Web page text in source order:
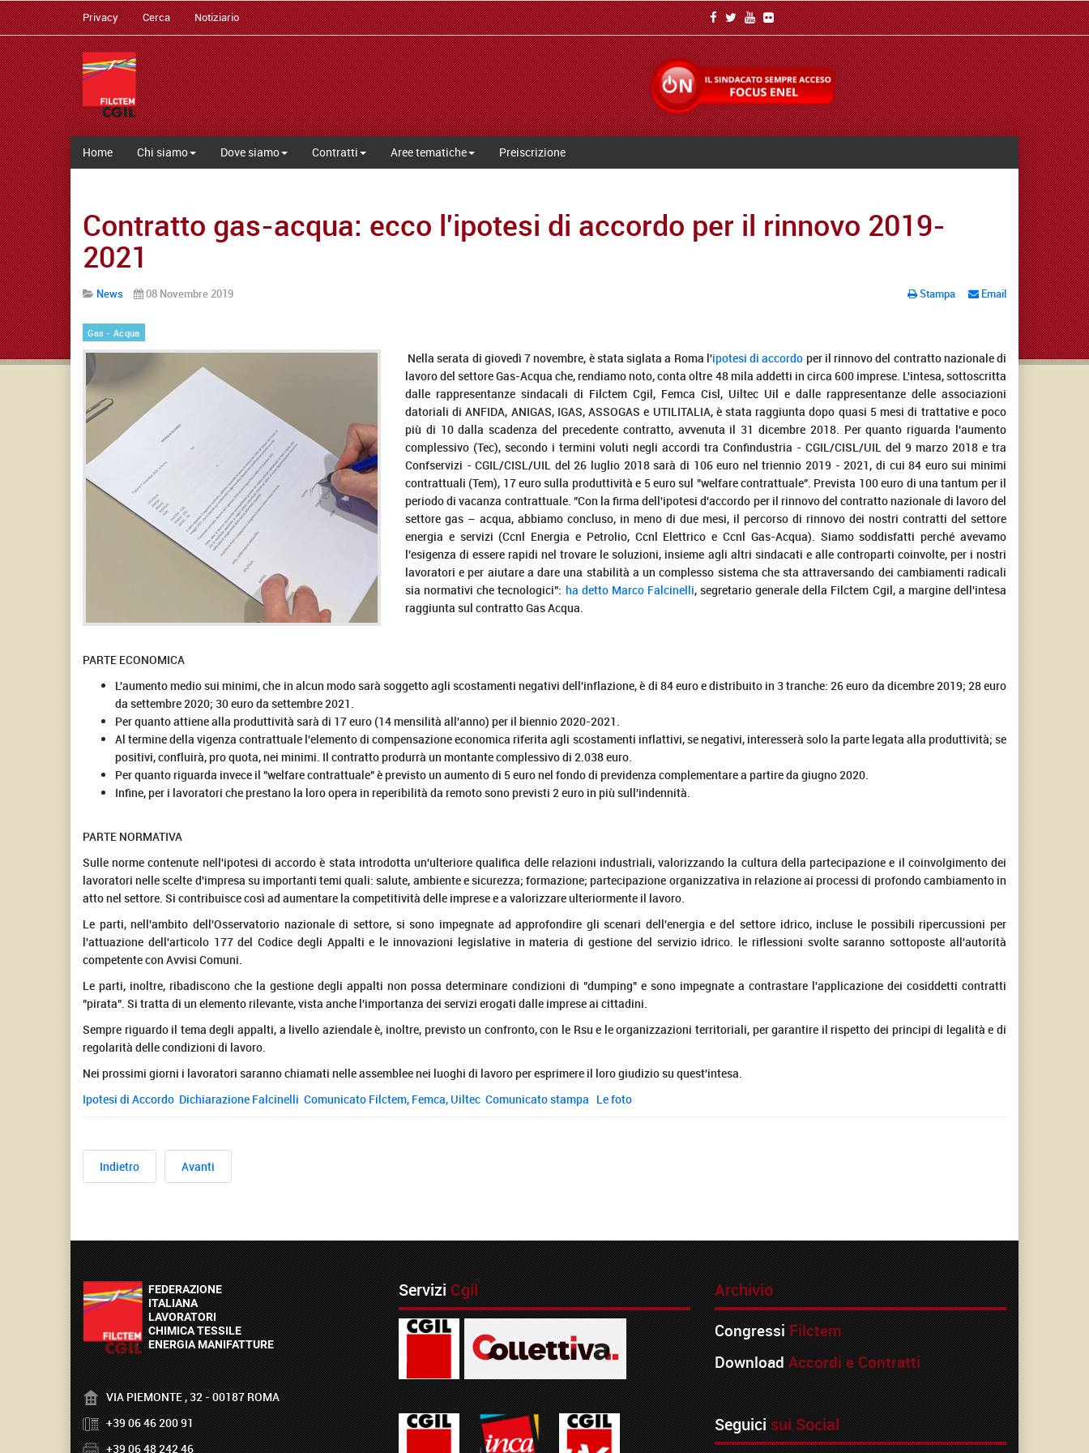
Privacy Cerca Notiziario
Home Chi siamo Dove siamo Contratti Aree tematiche Preiscrizione
Contratto gas-acqua: ecco l'ipotesi di accordo per il rinnovo 2019-
2021
Stampa Email
News 08 Novembre 2019
Gas - Acqua
Nella serata di giovedì 7 novembre, è stata siglata a Roma l'ipotesi di accordo per il rinnovo del contratto nazionale di
lavoro del settore Gas-Acqua che, rendiamo noto, conta oltre 48 mila addetti in circa 600 imprese. L'intesa, sottoscritta
dalle rappresentanze sindacali di Filctem Cgil, Femca Cisl, Uiltec Uil e dalle rappresentanze delle associazioni
datoriali di ANFIDA, ANIGAS, IGAS, ASSOGAS e UTILITALIA, è stata raggiunta dopo quasi 5 mesi di trattative e poco
più di 10 dalla scadenza del precedente contratto, avvenuta il 31 dicembre 2018. Per quanto riguarda l'aumento
complessivo (Tec), secondo i termini voluti negli accordi tra Confindustria - CGIL/CISL/UIL del 9 marzo 2018 e tra
Confservizi - CGIL/CISL/UIL del 26 luglio 2018 sarà di 106 euro nel triennio 2019 - 2021, di cui 84 euro sui minimi
contrattuali (Tem), 17 euro sulla produttività e 5 euro sul "welfare contrattuale". Prevista 100 euro di una tantum per il
periodo di vacanza contrattuale. "Con la firma dell'ipotesi d'accordo per il rinnovo del contratto nazionale di lavoro del
settore gas – acqua, abbiamo concluso, in meno di due mesi, il percorso di rinnovo dei nostri contratti del settore
energia e servizi (Ccnl Energia e Petrolio, Ccnl Elettrico e Ccnl Gas-Acqua). Siamo soddisfatti perché avevamo
l'esigenza di essere rapidi nel trovare le soluzioni, insieme agli altri sindacati e alle controparti coinvolte, per i nostri
lavoratori e per aiutare a dare una stabilità a un complesso sistema che sta attraversando dei cambiamenti radicali
sia normativi che tecnologici": ha detto Marco Falcinelli, segretario generale della Filctem Cgil, a margine dell'intesa
raggiunta sul contratto Gas Acqua.
PARTE ECONOMICA
L'aumento medio sui minimi, che in alcun modo sarà soggetto agli scostamenti negativi dell'inflazione, è di 84 euro e distribuito in 3 tranche: 26 euro da dicembre 2019; 28 euro
da settembre 2020; 30 euro da settembre 2021.
Per quanto attiene alla produttività sarà di 17 euro (14 mensilità all'anno) per il biennio 2020-2021.
Al termine della vigenza contrattuale l'elemento di compensazione economica riferita agli scostamenti inflattivi, se negativi, interesserà solo la parte legata alla produttività; se
positivi, confluirà, pro quota, nei minimi. Il contratto produrrà un montante complessivo di 2.038 euro.
Per quanto riguarda invece il "welfare contrattuale" è previsto un aumento di 5 euro nel fondo di previdenza complementare a partire da giugno 2020.
Infine, per i lavoratori che prestano la loro opera in reperibilità da remoto sono previsti 2 euro in più sull'indennità.
PARTE NORMATIVA
Sulle norme contenute nell'ipotesi di accordo è stata introdotta un'ulteriore qualifica delle relazioni industriali, valorizzando la cultura della partecipazione e il coinvolgimento dei
lavoratori nelle scelte d'impresa su importanti temi quali: salute, ambiente e sicurezza; formazione; partecipazione organizzativa in relazione ai processi di profondo cambiamento in
atto nel settore. Si contribuisce così ad aumentare la competitività delle imprese e a valorizzare ulteriormente il lavoro.
Le parti, nell'ambito dell'Osservatorio nazionale di settore, si sono impegnate ad approfondire gli scenari dell'energia e del settore idrico, incluse le possibili ripercussioni per
l'attuazione dell'articolo 177 del Codice degli Appalti e le innovazioni legislative in materia di gestione del servizio idrico. le riflessioni svolte saranno sottoposte all'autorità
competente con Avvisi Comuni.
Le parti, inoltre, ribadiscono che la gestione degli appalti non possa determinare condizioni di "dumping" e sono impegnate a contrastare l'applicazione dei cosiddetti contratti
"pirata". Si tratta di un elemento rilevante, vista anche l'importanza dei servizi erogati dalle imprese ai cittadini.
Sempre riguardo il tema degli appalti, a livello aziendale è, inoltre, previsto un confronto, con le Rsu e le organizzazioni territoriali, per garantire il rispetto dei principi di legalità e di
regolarità delle condizioni di lavoro.
Nei prossimi giorni i lavoratori saranno chiamati nelle assemblee nei luoghi di lavoro per esprimere il loro giudizio su quest'intesa.
Ipotesi di Accordo Dichiarazione Falcinelli Comunicato Filctem, Femca, Uiltec Comunicato stampa Le foto
Indietro Avanti
VIA PIEMONTE , 32 - 00187 ROMA
+39 06 46 200 91
+39 06 48 242 46
ServiziCgil Archivio
Congressi Filctem
Download Accordi e Contratti
Seguicisui Social